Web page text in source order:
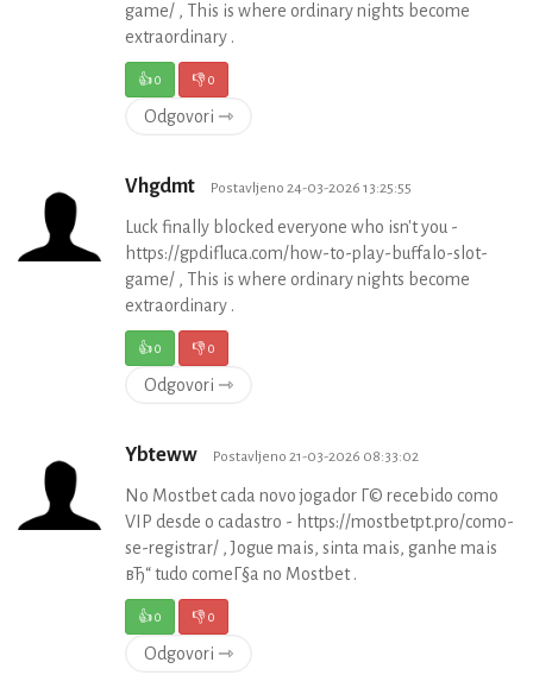
game/ , This is where ordinary nights become
extraordinary .
👍0 👎0
Odgovori ⇾
Vhgdmt Postavljeno 24-03-2026 13:25:55
Luck finally blocked everyone who isn't you -
https://gpdifluca.com/how-to-play-buffalo-slot-
game/ , This is where ordinary nights become
extraordinary .
👍0 👎0
Odgovori ⇾
Ybteww Postavljeno 21-03-2026 08:33:02
No Mostbet cada novo jogador Г© recebido como
VIP desde o cadastro - https://mostbetpt.pro/como-
se-registrar/ , Jogue mais, sinta mais, ganhe mais
вЂ“ tudo comeГ§a no Mostbet .
👍0 👎0
Odgovori ⇾